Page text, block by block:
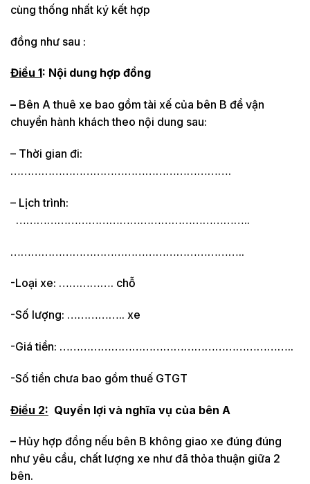
cùng thống nhất ký kết hợp
đồng như sau :
Điều 1: Nội dung hợp đồng
– Bên A thuê xe bao gồm tài xế của bên B để vận
chuyển hành khách theo nội dung sau:
– Thời gian đi:
……………………………………………………….
– Lịch trình:
…………………………………………………………..
…………………………………………………………..
-Loại xe: ……………. chỗ
-Số lượng: …………….. xe
-Giá tiền: …………………………………………………………..
-Số tiền chưa bao gồm thuế GTGT
Điều 2: Quyền lợi và nghĩa vụ của bên A
– Hủy hợp đồng nếu bên B không giao xe đúng đúng
như yêu cầu, chất lượng xe như đã thỏa thuận giữa 2
bên.